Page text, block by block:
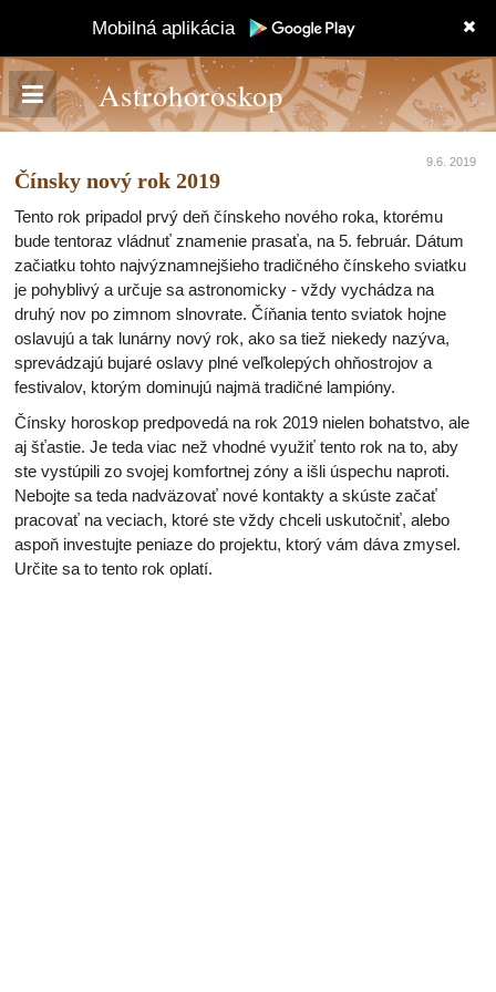
Mobilná aplikácia
Astrohoroskop
9.6. 2019
Čínsky nový rok 2019
Tento rok pripadol prvý deň čínskeho nového roka, ktorému
bude tentoraz vládnuť znamenie prasaťa, na 5. február. Dátum
začiatku tohto najvýznamnejšieho tradičného čínskeho sviatku
je pohyblivý a určuje sa astronomicky - vždy vychádza na
druhý nov po zimnom slnovrate. Číňania tento sviatok hojne
oslavujú a tak lunárny nový rok, ako sa tiež niekedy nazýva,
sprevádzajú bujaré oslavy plné veľkolepých ohňostrojov a
festivalov, ktorým dominujú najmä tradičné lampióny.
Čínsky horoskop predpovedá na rok 2019 nielen bohatstvo, ale
aj šťastie. Je teda viac než vhodné využiť tento rok na to, aby
ste vystúpili zo svojej komfortnej zóny a išli úspechu naproti.
Nebojte sa teda nadväzovať nové kontakty a skúste začať
pracovať na veciach, ktoré ste vždy chceli uskutočniť, alebo
aspoň investujte peniaze do projektu, ktorý vám dáva zmysel.
Určite sa to tento rok oplatí.